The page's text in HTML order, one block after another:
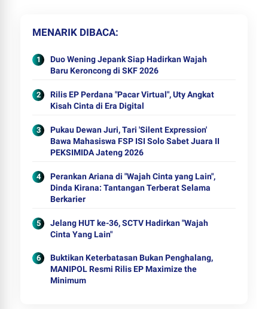
MENARIK DIBACA
Duo Wening Jepank Siap Hadirkan Wajah
Baru Keroncong di SKF 2026
Rilis EP Perdana "Pacar Virtual", Uty Angkat
Kisah Cinta di Era Digital
Pukau Dewan Juri, Tari 'Silent Expression'
Bawa Mahasiswa FSP ISI Solo Sabet Juara II
PEKSIMIDA Jateng 2026
Perankan Ariana di "Wajah Cinta yang Lain",
Dinda Kirana: Tantangan Terberat Selama
Berkarier
Jelang HUT ke-36, SCTV Hadirkan "Wajah
Cinta Yang Lain"
Buktikan Keterbatasan Bukan Penghalang,
MANIPOL Resmi Rilis EP Maximize the
Minimum